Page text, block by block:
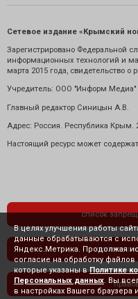
Сетевое издание «Крымский
Зарегистрировано Федеральной
информационных технологий и
марта 2015 года, свидетельство
Учредитель: ООО "Информ Медиа"
Главный редактор Синицын А.В.
Адрес: Россия. Республика Крым.
Настоящий ресурс может
список
политика
В целях улучшения работы
данные обрабатываются с
Яндекс.Метрика. Продолжая
согласие на обработку
которые указаны в Политике
Персональных данных . Вы
в настройках Вашего браузера